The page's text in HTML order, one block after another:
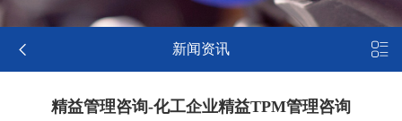
 新闻资讯 
精益管理咨询-化工企业精益TPM管理咨询